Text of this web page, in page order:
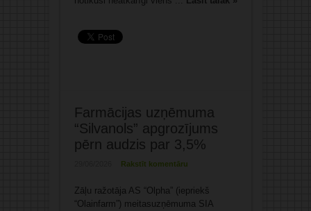
Farmācijas uzņēmuma
“Silvanols” apgrozījums
pērn audzis par 3,5%
Rakstīt komentāru
Zāļu ražotāja AS “Olpha” (iepriekš
“Olainfarm”) meitasuzņēmuma SIA